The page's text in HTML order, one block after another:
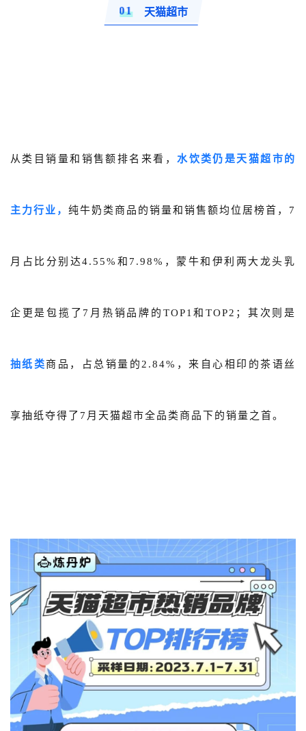
01 天猫超市
从类目销量和销售额排名来看， 水饮类仍是天猫超市的
主力行业， 纯牛奶类商品的销量和销售额均位居榜首，7
月占比分别达4.55%和7.98%，蒙牛和伊利两大龙头乳
企更是包揽了7月热销品牌的TOP1和TOP2；其次则是
抽纸类商品，占总销量的2.84%，来自心相印的茶语丝
享抽纸夺得了7月天猫超市全品类商品下的销量之首。